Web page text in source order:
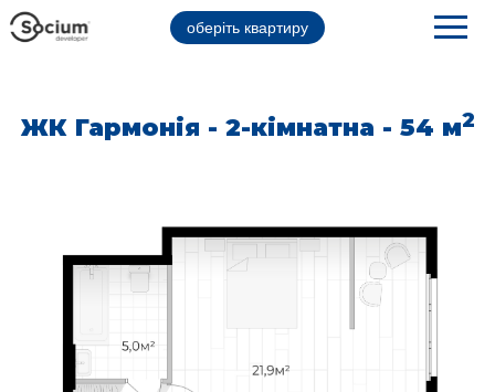
оберіть квартиру
ЖК Гармонія - 2-кімнатна - 54 м2